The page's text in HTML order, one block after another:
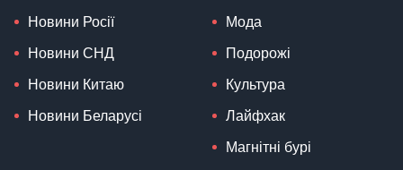
Новини Росії
Новини СНД
Новини Китаю
Новини Беларусі
Мода
Подорожі
Культура
Лайфхак
Магнітні бурі